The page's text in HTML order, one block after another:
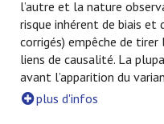
l’autre et la nature
risque inhérent de biais
corrigés) empêche de
liens de causalité. La
avant l’apparition du
plus d'infos